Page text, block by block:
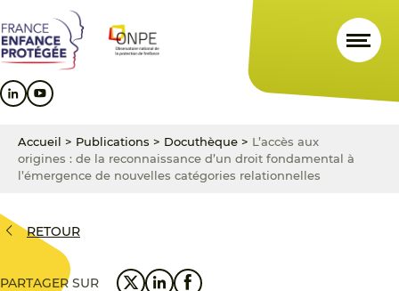
au
contenu
principal
au
menu
principal
au
pied
de
Accueil > Publications > Docuthèque > L’accès aux
origines : de la reconnaissance d’un droit fondamental à
l’émergence de nouvelles catégories relationnelles
RETOUR
PARTAGER SUR